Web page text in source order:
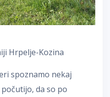
Hrpelje-Kozina
spoznamo nekaj
da so po